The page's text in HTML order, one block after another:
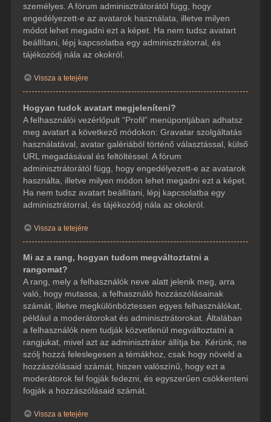
személyes. A fórum adminisztrátorától függ, hogy
engedélyezett-e az avatarok használata, illetve milyen
módot lehet megadni ezt a képet. Ha nem tudsz avatart
beállítani, lépj kapcsolatba egy adminisztrátorral, és
tájékozódj nála az okokról.
Vissza a tetejére
Hogyan tudok avatart megjeleníteni?
A felhasználói vezérlőpult “Profil” menüpontjában adhatsz
meg avatart a következő módokon: Gravatar szolgáltatás
használatával, avatar galériából történő választással, külső
URL megadásával és feltöltéssel. A fórum
adminisztrátorától függ, hogy engedélyezett-e az avatarok
használta, illetve milyen módon lehet megadni ezt a képet.
Ha nem tudsz avatart beállítani, lépj kapcsolatba egy
adminisztrátorral, és tájékozódj nála az okokról.
Vissza a tetejére
Mi az a rang, hogyan tudom megváltoztatni a
rangomat?
A rang, mely a felhasználók neve alatt jelenik meg, arra
való, hogy mutassa, a felhasználó hozzászólásainak
számát, illetve megkülönböztessen egyes felhasználókat,
például a moderátorokat és adminisztrátorokat. Általában
a felhasználók nem tudják közvetlenül megváltoztatni a
rangjukat, mivel azt az adminisztrátor állítja be. Kérünk, ne
szólj hozzá feleslegesen a témákhoz, csak hogy növeld a
hozzászólásaid számát, hiszen valószínű, hogy ezt a
moderátorok fel fogják fedezni, és egyszerűen csökkenteni
fogják a hozzászólásaid számát.
Vissza a tetejére